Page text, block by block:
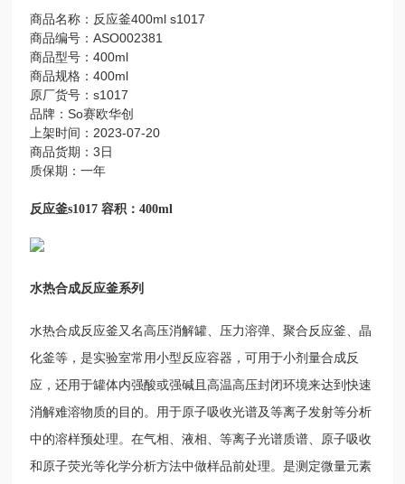
商品名称：反应釜400ml s1017
商品编号：ASO002381
商品型号：400ml
商品规格：400ml
原厂货号：s1017
品牌：So赛欧华创
上架时间：2023-07-20
商品货期：3日
质保期：一年
反应釜s1017 容积：400ml
水热合成反应釜系列
水热合成反应釜又名高压消解罐、压力溶弹、聚合反应釜、晶
化釜等，是实验室常用小型反应容器，可用于小剂量合成反
应，还用于罐体内强酸或强碱且高温高压封闭环境来达到快速
消解难溶物质的目的。用于原子吸收光谱及等离子发射等分析
中的溶样预处理。在气相、液相、等离子光谱质谱、原子吸收
和原子荧光等化学分析方法中做样品前处理。是测定微量元素